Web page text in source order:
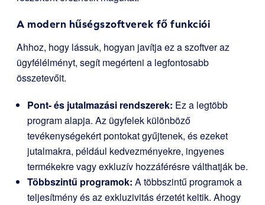
A modern hűségszoftverek fő funkciói
Ahhoz, hogy lássuk, hogyan javítja ez a szoftver az
ügyfélélményt, segít megérteni a legfontosabb
összetevőit.
Pont- és jutalmazási rendszerek: Ez a legtöbb
program alapja. Az ügyfelek különböző
tevékenységekért pontokat gyűjtenek, és ezeket
jutalmakra, például kedvezményekre, ingyenes
termékekre vagy exkluzív hozzáférésre válthatják be.
Többszintű programok: A többszintű programok a
teljesítmény és az exkluzivitás érzetét keltik. Ahogy